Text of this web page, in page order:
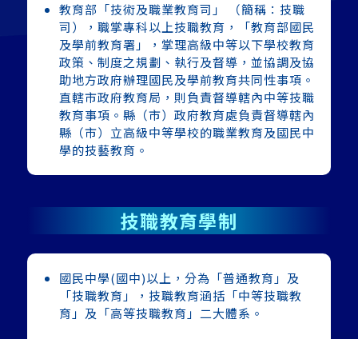
教育部「技術及職業教育司」 （簡稱：技職
司），職掌專科以上技職教育，「教育部國民
及學前教育署」，掌理高級中等以下學校教育
政策、制度之規劃、執行及督導，並協調及協
助地方政府辦理國民及學前教育共同性事項。
直轄市政府教育局，則負責督導轄內中等技職
教育事項。縣（市）政府教育處負責督導轄內
縣（市）立高級中等學校的職業教育及國民中
學的技藝教育。
技職教育學制
國民中學(國中)以上，分為「普通教育」及
「技職教育」，技職教育涵括「中等技職教
育」及「高等技職教育」二大體系。